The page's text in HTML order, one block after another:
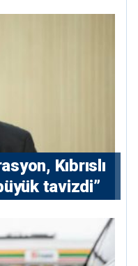
Kıbrıslı
tavizdi”